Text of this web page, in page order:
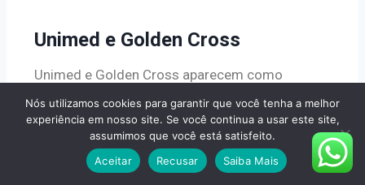
Unimed e Golden Cross
Unimed e Golden Cross aparecem como
alternativas dependendo da cobertura
municipal. A disponibilidade varia por produto e
Nós utilizamos cookies para garantir que você tenha a melhor
experiência em nosso site. Se você continua a usar este site,
assumimos que você está satisfeito.
Aceitar
Recusar Saiba Mais